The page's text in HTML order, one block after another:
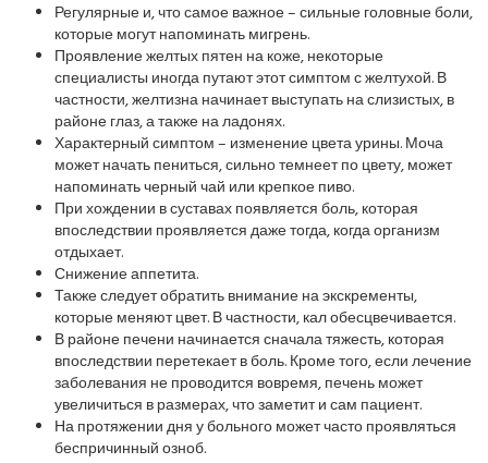
Регулярные и, что самое важное – сильные головные боли,
которые могут напоминать мигрень.
Проявление желтых пятен на коже, некоторые
специалисты иногда путают этот симптом с желтухой. В
частности, желтизна начинает выступать на слизистых, в
районе глаз, а также на ладонях.
Характерный симптом – изменение цвета урины. Моча
может начать пениться, сильно темнеет по цвету, может
напоминать черный чай или крепкое пиво.
При хождении в суставах появляется боль, которая
впоследствии проявляется даже тогда, когда организм
отдыхает.
Снижение аппетита.
Также следует обратить внимание на экскременты,
которые меняют цвет. В частности, кал обесцвечивается.
В районе печени начинается сначала тяжесть, которая
впоследствии перетекает в боль. Кроме того, если лечение
заболевания не проводится вовремя, печень может
увеличиться в размерах, что заметит и сам пациент.
На протяжении дня у больного может часто проявляться
беспричинный озноб.